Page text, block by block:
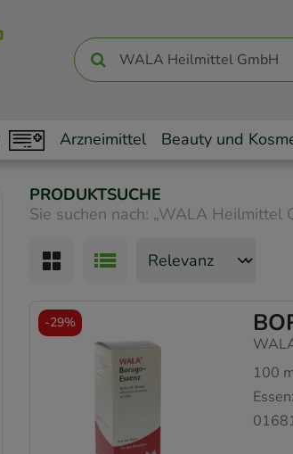
Arzneimittel Beauty und
PRODUKTSUCHE
Sie suchen nach: „WALA Heilmittel
100
-29%